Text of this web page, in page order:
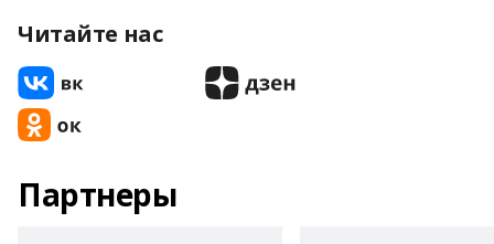
Читайте нас
Партнеры